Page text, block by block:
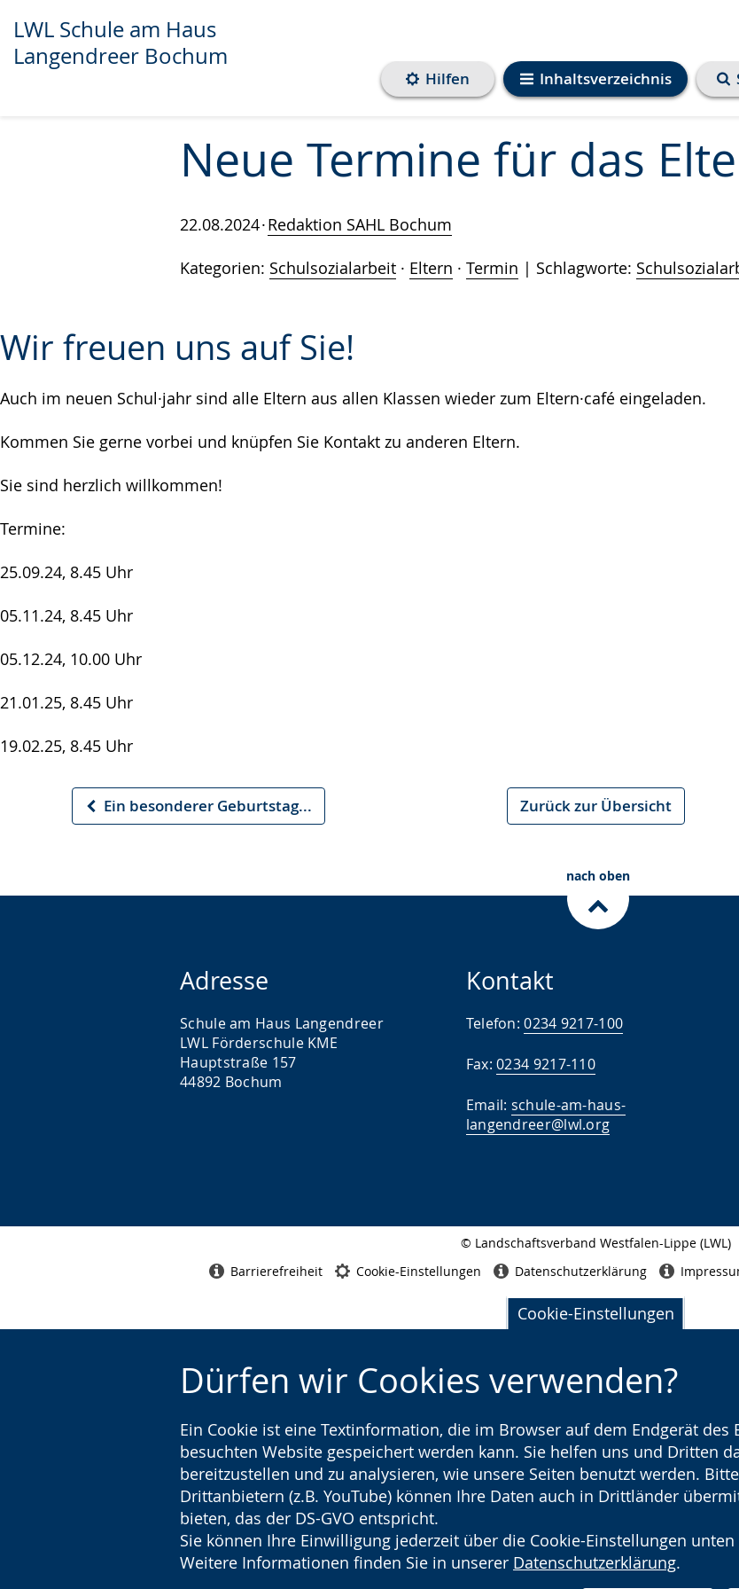
LWL Schule am Haus
Langendreer Bochum
Inhaltsverzeichnis
Hilfen
Cookie-Einstellungen
Dürfen wir Cookies verwenden?
Ein Cookie ist eine Textinformation, die im Browser auf dem Endgerät des
besuchten Website gespeichert werden kann. Sie helfen uns und Dritten
bereitzustellen und zu analysieren, wie unsere Seiten benutzt werden.
Drittanbietern (z.B. YouTube) können Ihre Daten auch in Drittländer
bieten, das der DS-GVO entspricht.
Sie können Ihre Einwilligung jederzeit über die Cookie-Einstellungen
Weitere Informationen finden Sie in unserer Datenschutzerklärung.
Neue Termine für das
22.08.2024 Redaktion SAHL Bochum
Kategorien: Schulsozialarbeit · Eltern · Termin Schlagworte:
Wir freuen uns auf Sie!
Auch im neuen Schul·jahr sind alle Eltern aus allen Klassen wieder zum Eltern·café eingeladen.
Kommen Sie gerne vorbei und knüpfen Sie Kontakt zu anderen Eltern.
Sie sind herzlich willkommen!
Termine:
25.09.24, 8.45 Uhr
05.11.24, 8.45 Uhr
05.12.24, 10.00 Uhr
21.01.25, 8.45 Uhr
19.02.25, 8.45 Uhr
Vorheriger
Ein besonderer Geburtstag... Zurück zur Übersicht
nach oben
Adresse
Schule am Haus Langendreer
LWL Förderschule KME
Hauptstraße 157
44892 Bochum
Kontakt
Telefon:0234 9217-100
Fax:0234 9217-110
Email: schule-am-haus-
langendreer@lwl.org
© Landschaftsverband Westfalen-Lippe (LWL)
Barrierefreiheit Cookie-Einstellungen Datenschutzerklärung